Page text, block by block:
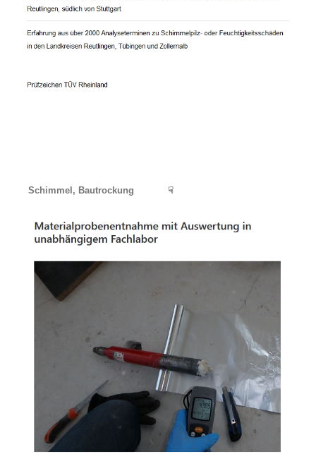
Schimmel, Bautrockung ☟